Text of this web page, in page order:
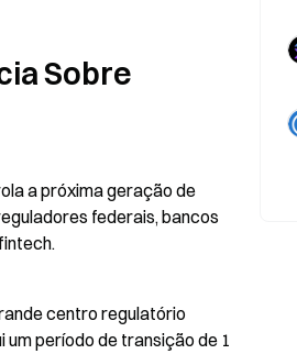
Sobre
a próxima geração de
federais, bancos
centro regulatório
período de transição de 1